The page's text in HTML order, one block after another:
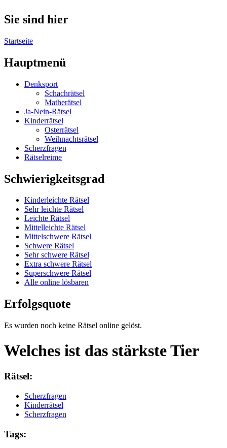
Sie sind hier
Startseite
Hauptmenü
Denksport
Schachrätsel
Matherätsel
Ja-Nein-Rätsel
Kinderrätsel
Osterrätsel
Weihnachtsrätsel
Scherzfragen
Rätselreime
Schwierigkeitsgrad
Kinderleichte Rätsel
Sehr leichte Rätsel
Leichte Rätsel
Mittelleichte Rätsel
Mittelschwere Rätsel
Schwere Rätsel
Sehr schwere Rätsel
Extra schwere Rätsel
Superschwere Rätsel
Alle online lösbaren
Erfolgsquote
Es wurden noch keine Rätsel online gelöst.
Welches ist das stärkste Tier
Rätsel:
Scherzfragen
Kinderrätsel
Scherzfragen
Tags: